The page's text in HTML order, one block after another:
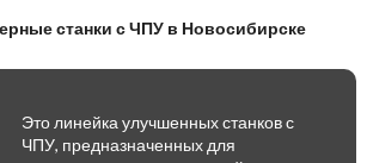
станки с ЧПУ в Новосибирске
Это линейка улучшенных станков с
ЧПУ, предназначенных для